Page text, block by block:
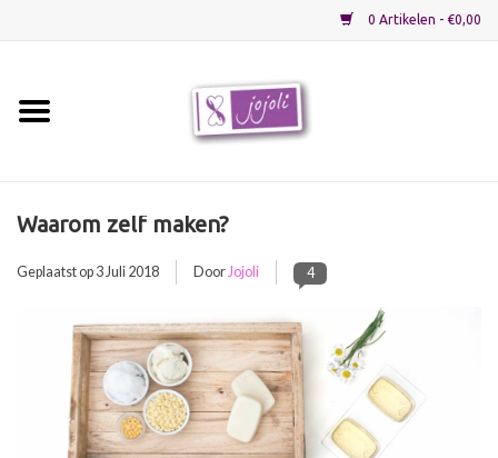
0 Artikelen - €0,00
Home
Verpakkingen
Startpakketten
Recepten
Waarom zelf maken?
Geplaatst op 3 Juli 2018 Door Jojoli 4